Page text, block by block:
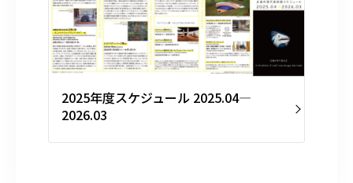
2025年度スケジュール 2025.04—
2026.03